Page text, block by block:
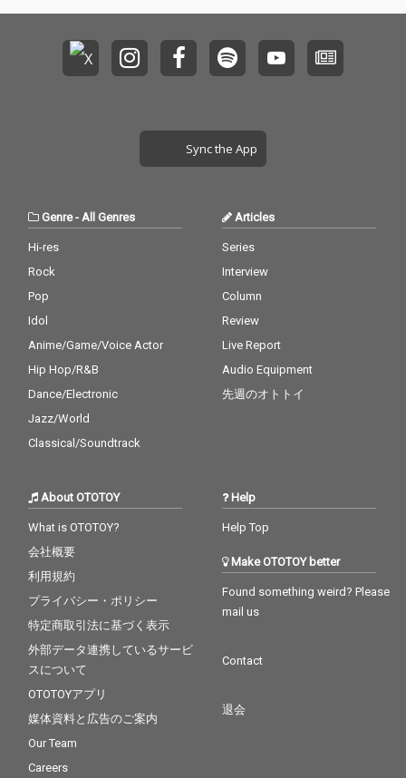
Sync the App
Genre- All Genres
Hi-res
Rock
Pop
Idol
Anime/Game/Voice Actor
Hip Hop/R&B
Dance/Electronic
Jazz/World
Classical/Soundtrack
Articles
Series
Interview
Column
Review
Live Report
Audio Equipment
先週のオトトイ
About OTOTOY
What is OTOTOY?
会社概要
利用規約
プライバシー・ポリシー
特定商取引法に基づく表示
外部データ連携しているサービ
スについて
OTOTOYアプリ
媒体資料と広告のご案内
Our Team
Careers
Help
Help Top
Make OTOTOY better
Found something weird? Please
mail us
Contact
退会